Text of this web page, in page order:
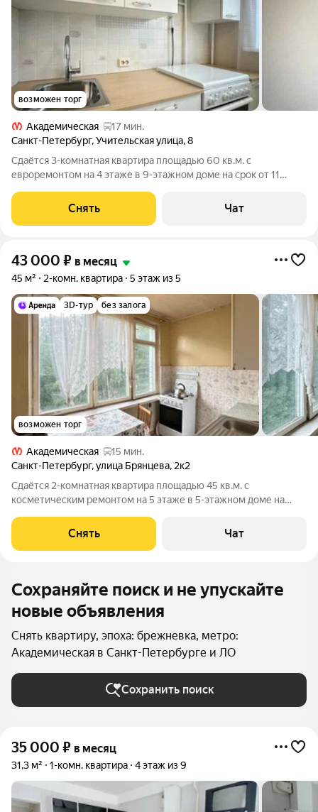
возможен торг
Академическая
17 мин.
Санкт-Петербург,Учительская улица,8
Сдаётся 3-комнатная квартира площадью 60 кв.м. с
евроремонтом на 4 этаже в 9-этажном доме на срок от 11
Холодильник Бойлер Пылесос Дом - панельный, окна выходят
во двор. В подъезде 1 лифт
Снять Чат
43 000 ₽ в месяц
45 м² 2-комн. квартира 5 этаж из 5
3D-тур без залога
возможен торг
Академическая
15 мин.
Санкт-Петербург,улица Брянцева, 2к2
Сдаётся 2-комнатная квартира площадью 45 кв.м. с
косметическим ремонтом на 5 этаже в 5-этажном доме на
Во дворе есть бесплатная
Снять Чат
Сохраняйте поиск и не упускайте
новые объявления
Снять квартиру, эпоха: брежневка, метро:
Академическая в Санкт-Петербурге и ЛО
Сохранить поиск
35 000 ₽ в месяц
31,3 м² 1-комн. квартира 4 этаж из 9